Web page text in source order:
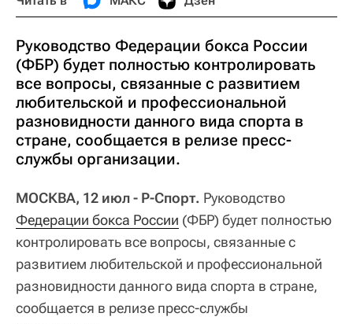
Руководство Федерации бокса России
(ФБР) будет полностью контролировать
все вопросы, связанные с развитием
любительской и профессиональной
разновидности данного вида спорта в
стране, сообщается в релизе пресс-
службы организации.
МОСКВА, 12 июл - Р-Спорт. Руководство
Федерации бокса России (ФБР) будет полностью
контролировать все вопросы, связанные с
развитием любительской и профессиональной
разновидности данного вида спорта в стране,
сообщается в релизе пресс-службы